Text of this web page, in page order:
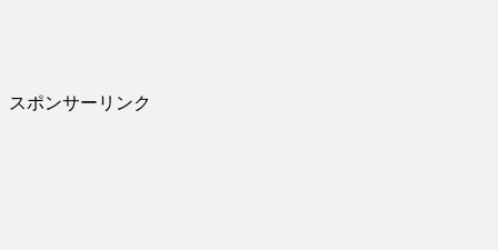
スポンサーリンク